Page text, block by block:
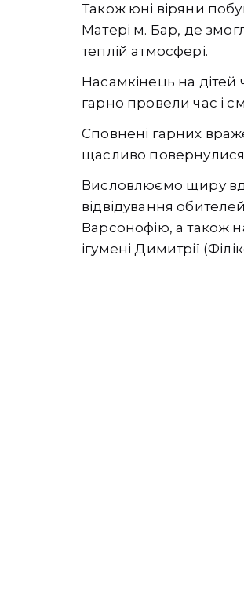
Також юні віряни
Матері м. Бар, де
теплій атмосфері.
Насамкінець на дітей
гарно провели час і
Сповнені гарних
щасливо
Висловлюємо щиру
відвідування
Варсонофію, а також
ігумені Димитрії